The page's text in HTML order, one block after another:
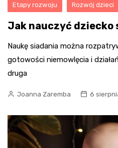
Etapy rozwoju Rozwój dzieci
Jak nauczyć dziecko
Naukę siadania można
gotowości niemowlęcia i
druga
Joanna Zaremba 6